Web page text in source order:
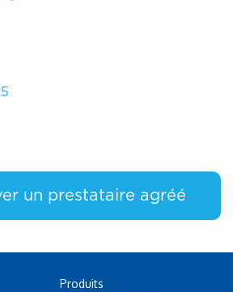
un prestataire agréé
Produits